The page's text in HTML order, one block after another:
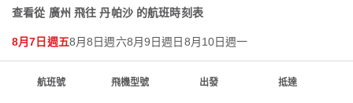
查看從 廣州 飛往 丹帕沙 的航班時刻表
8月7日週五8月8日週六8月9日週日 8月10日週一
航班號 飛機型號 出發 抵達